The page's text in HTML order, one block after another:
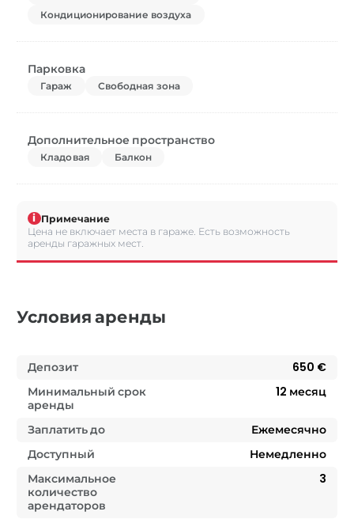
Кондиционирование воздуха
Парковка
Гараж Свободная зона
Дополнительное пространство
Кладовая Балкон
i Примечание
Цена не включает места в гараже. Есть возможность
аренды гаражных мест.
Условия аренды
Депозит
650 €
Минимальный срок
аренды
12 месяц
Заплатить до
Ежемесячно
Доступный
Немедленно
Максимальное
количество
арендаторов
3